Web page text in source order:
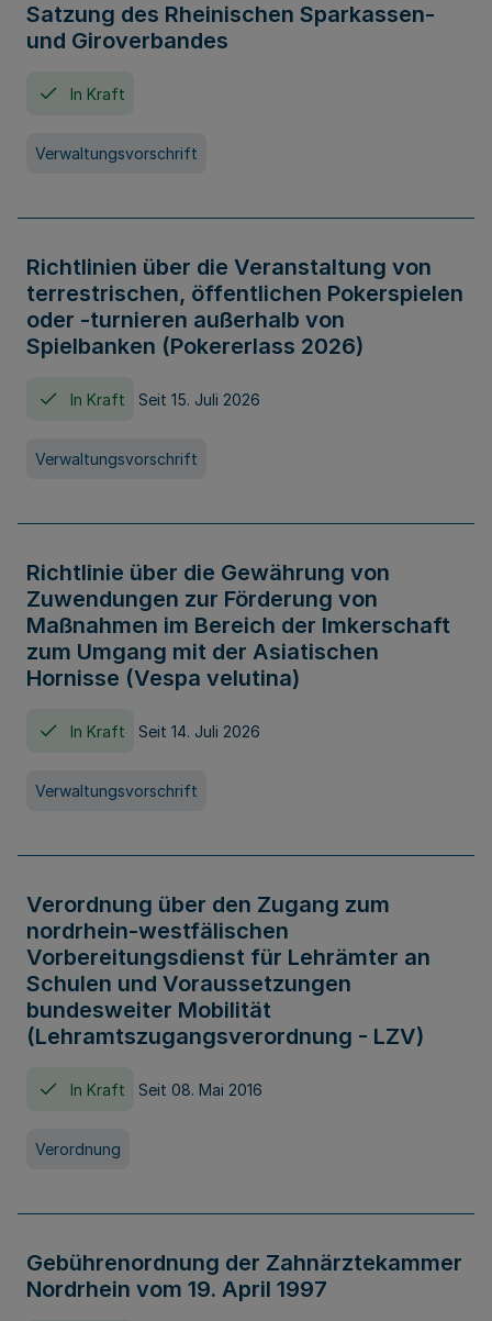
Satzung des Rheinischen Sparkassen-
und Giroverbandes
In Kraft
Verwaltungsvorschrift
Richtlinien über die Veranstaltung von
terrestrischen, öffentlichen Pokerspielen
oder -turnieren außerhalb von
Spielbanken (Pokererlass 2026)
In Kraft Seit 15. Juli 2026
Verwaltungsvorschrift
Richtlinie über die Gewährung von
Zuwendungen zur Förderung von
Maßnahmen im Bereich der Imkerschaft
zum Umgang mit der Asiatischen
Hornisse (Vespa velutina)
In Kraft Seit 14. Juli 2026
Verwaltungsvorschrift
Verordnung über den Zugang zum
nordrhein-westfälischen
Vorbereitungsdienst für Lehrämter an
Schulen und Voraussetzungen
bundesweiter Mobilität
(Lehramtszugangsverordnung - LZV)
In Kraft Seit 08. Mai 2016
Verordnung
Gebührenordnung der Zahnärztekammer
Nordrhein vom 19. April 1997